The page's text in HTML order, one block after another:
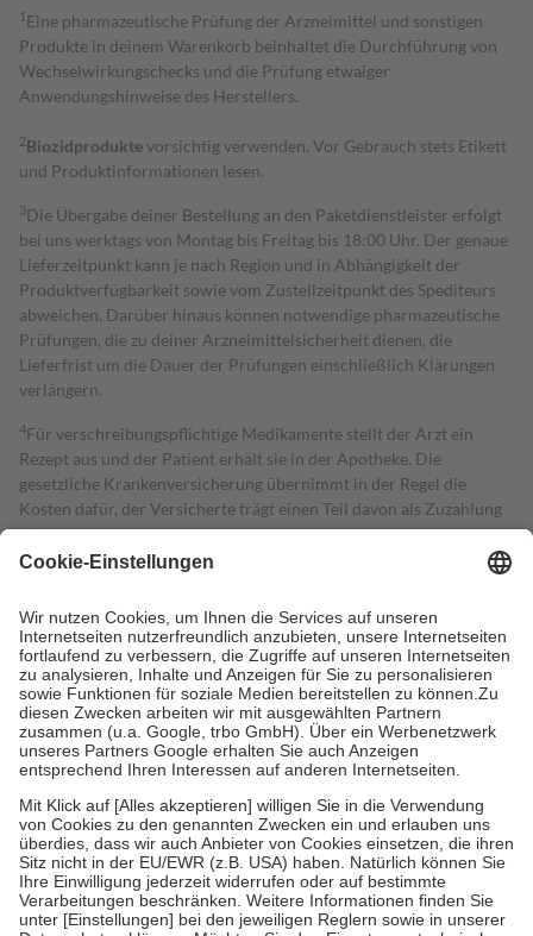
1 Eine pharmazeutische Prüfung der Arzneimittel und sonstigen
Produkte in deinem Warenkorb beinhaltet die Durchführung von
Wechselwirkungschecks und die Prüfung etwaiger
Anwendungshinweise des Herstellers.
2Biozidproduktevorsichtig verwenden. Vor Gebrauch stets Etikett
und Produktinformationen lesen.
3Die Übergabe deiner Bestellung an den Paketdienstleister erfolgt
bei uns werktags von Montag bis Freitag bis 18:00 Uhr. Der genaue
Lieferzeitpunkt kann je nach Region und in Abhängigkeit der
Produktverfügbarkeit sowie vom Zustellzeitpunkt des Spediteurs
abweichen. Darüber hinaus können notwendige pharmazeutische
Prüfungen, die zu deiner Arzneimittelsicherheit dienen, die
Lieferfrist um die Dauer der Prüfungen einschließlich Klärungen
verlängern.
4Für verschreibungspflichtige Medikamente stellt der Arzt ein
Rezept aus und der Patient erhält sie in der Apotheke. Die
gesetzliche Krankenversicherung übernimmt in der Regel die
Kosten dafür, der Versicherte trägt einen Teil davon als Zuzahlung
mit.
Grundsätzlich leisten Mitglieder Zuzahlungen in Höhe von zehn
höchstens zehn Euro.
Es sind jedoch nie mehr als die tatsächlichen
Kosten der Leistung zu entrichten.
Diese Regeln gelten grundsätzlich auch für Online-Apotheken.
Bei Heilmitteln und häuslicher Krankenpflege beträgt die
Zuzahlung zehn Prozent der Kosten sowie zehn Euro je
Verordnung.
Um das Engagement der Versicherten für ihre eigene Gesundheit zu
stärken und die besondere Stellung der Familie zu unterstützen,
fallenkeine Zuzahlungenan bei:
• Kindern und Jugendlichen bis zum vollendeten 18. Lebensjahr
mit Ausnahme der Fahrkosten
• Untersuchungen zur Vorsorge und Früherkennung, die von der
GKV getragen werden